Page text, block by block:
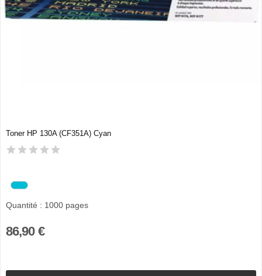
Toner HP 130A (CF351A) Cyan
Quantité : 1000 pages
86,90 €